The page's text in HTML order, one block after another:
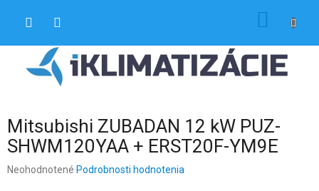
Mitsubishi ZUBADAN 12 kW PUZ-
SHWM120YAA + ERST20F-YM9E
Priemerné
Neohodnotené Podrobnosti hodnotenia